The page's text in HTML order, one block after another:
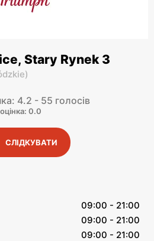
Stary Rynek 3
)
4.2 - 55 голосів
0.0
СЛІДКУВАТИ
09:00 - 21:00
09:00 - 21:00
09:00 - 21:00